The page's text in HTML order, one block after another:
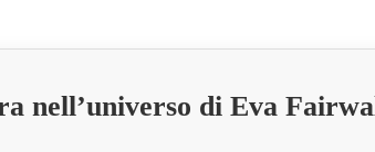
nell’universo di Eva